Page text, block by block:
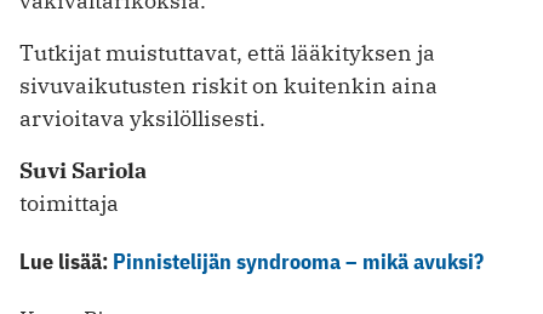
Tutkijat muistuttavat, että lääkityksen ja
sivuvaikutusten riskit on kuitenkin aina
arvioitava yksilöllisesti.
Suvi Sariola
toimittaja
Lue lisää: Pinnistelijän syndrooma – mikä avuksi?